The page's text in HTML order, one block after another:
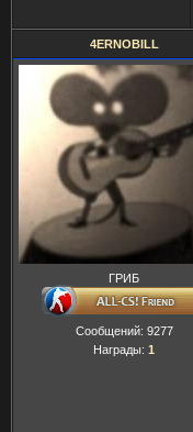
4ERNOBILL
ГРИБ
Сообщений: 9277
Награды: 1